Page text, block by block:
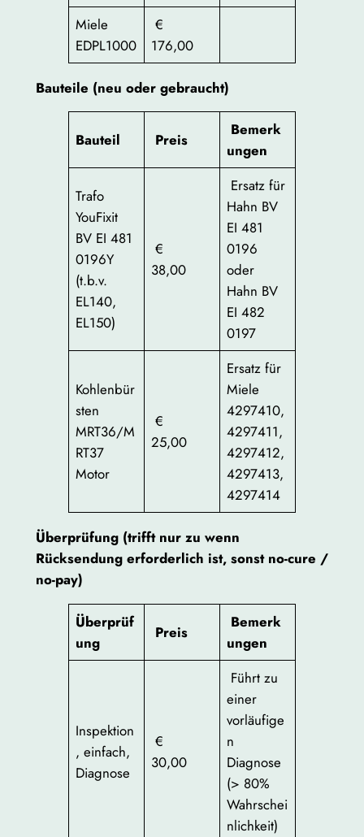
Miele
EDPL1000
€
176,00
Bauteile (neu oder gebraucht)
Bauteil Preis
Bemerk
ungen
Trafo
YouFixit
BV EI 481
0196Y
(t.b.v.
EL140,
EL150)
€
38,00
Ersatz für
Hahn BV
EI 481
0196
oder
Hahn BV
EI 482
0197
Kohlenbür
sten
MRT36/M
RT37
Motor
€
25,00
Ersatz für
Miele
4297410,
4297411,
4297412,
4297413,
4297414
Überprüfung (trifft nur zu wenn
Rücksendung erforderlich ist, sonst no-cure /
no-pay)
Überprüf
ung
Preis
Bemerk
ungen
Inspektion
, einfach,
Diagnose
€
30,00
Führt zu
einer
vorläufige
n
Diagnose
(> 80%
Wahrschei
nlichkeit)